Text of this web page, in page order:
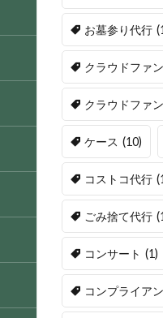
お墓参り代行
クラウドファ
クラウドファ
ケース (10)
コストコ代行
ごみ捨て代行
コンサート (1)
コンプライア